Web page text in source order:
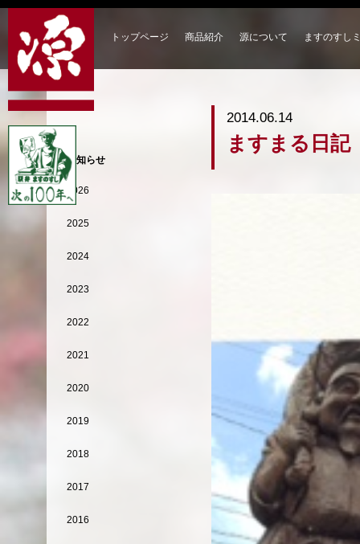
トップページ 商品紹介 源について ますのすし
2014.06.14
ますまる日記
お知らせ
2026
2025
2024
2023
2022
2021
2020
2019
2018
2017
2016